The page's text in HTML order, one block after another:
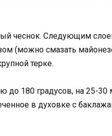
чеснок. Следующим
(можно смазать
терке.
до 180 градусов, на 25-30
в духовке с